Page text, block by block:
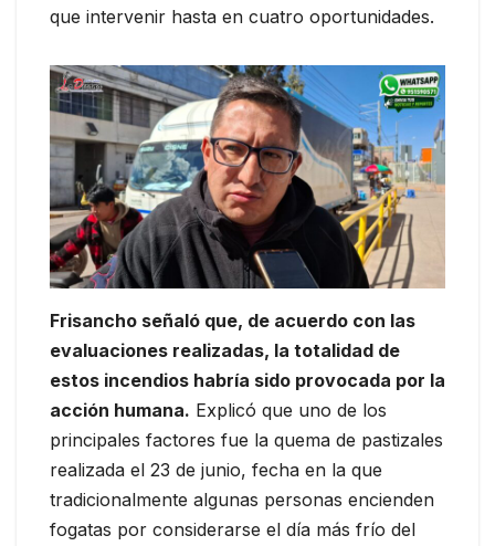
que intervenir hasta en cuatro oportunidades.
Frisancho señaló que, de acuerdo con las
evaluaciones realizadas, la totalidad de
estos incendios habría sido provocada por la
acción humana. Explicó que uno de los
principales factores fue la quema de pastizales
realizada el 23 de junio, fecha en la que
tradicionalmente algunas personas encienden
fogatas por considerarse el día más frío del